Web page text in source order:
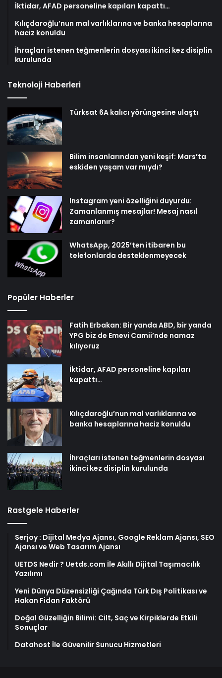
İktidar, AFAD personeline kapıları kapattı…
Kılıçdaroğlu’nun mal varlıklarına ve banka hesaplarına
haciz konuldu
İhraçları istenen teğmenlerin dosyası ikinci kez disiplin
kurulunda
Teknoloji Haberleri
Türksat 6A kalıcı yörüngesine ulaştı
Bilim insanlarından yeni keşif: Mars’ta
eskiden yaşam var mıydı?
Instagram yeni özelliğini duyurdu:
Zamanlanmış mesajlar! Mesaj nasıl
zamanlanır?
WhatsApp, 2025’ten itibaren bu
telefonlarda desteklenmeyecek
Popüler Haberler
Fatih Erbakan: Bir yanda ABD, bir yanda
YPG biz de Emevi Camii’nde namaz
kılıyoruz
İktidar, AFAD personeline kapıları
kapattı…
Kılıçdaroğlu’nun mal varlıklarına ve
banka hesaplarına haciz konuldu
İhraçları istenen teğmenlerin dosyası
ikinci kez disiplin kurulunda
Rastgele Haberler
Serjoy : Dijital Medya Ajansı, Google Reklam Ajansı, SEO
Ajansı ve Web Tasarım Ajansı
UETDS Nedir ? Uetds.com İle Akıllı Dijital Taşımacılık
Yazılımı
Yeni Dünya Düzensizliği Çağında Türk Dış Politikası ve
Hakan Fidan Faktörü
Doğal Güzelliğin Bilimi: Cilt, Saç ve Kirpiklerde Etkili
Sonuçlar
Datahost İle Güvenilir Sunucu Hizmetleri